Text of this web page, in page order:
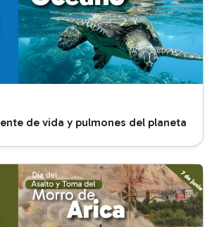
de vida y pulmones del planeta